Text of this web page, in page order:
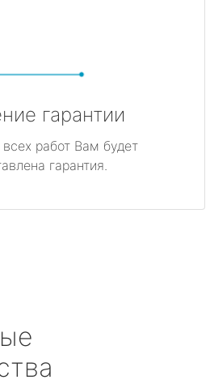
гарантии
работ Вам будет
гарантия.